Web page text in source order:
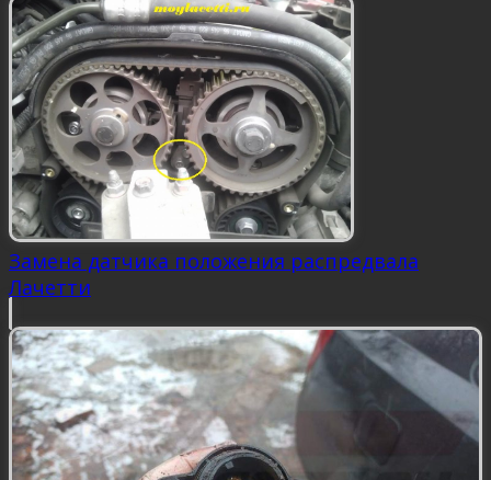
Замена датчика положения распредвала
Лачетти